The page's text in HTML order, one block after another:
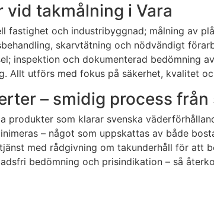
takmålning i Vara
fastighet och industribyggnad; målning av
skarvtätning och nödvändigt
inspektion och dokumenterad bedömning
Allt utförs med fokus på säkerhet, kvalitet
– smidig process
som klarar svenska
– något som uppskattas av både
med rådgivning om takunderhåll för
bedömning och prisindikation – så